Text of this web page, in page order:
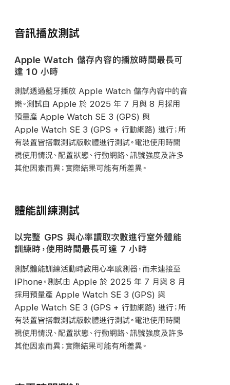
音訊播放測試
Apple Watch 儲存內容的播放時間 最長可
達 10小時
測試透過藍牙播放 Apple Watch 儲存內容中的音
樂。測試由 Apple 於 2025 年 7 月與 8 月採用
預量產 Apple Watch SE 3 (GPS) 與
Apple Watch SE 3 (GPS + 行動網路) 進行；所
有裝置皆搭載測試版軟體進行測試。電池使用時間
視使用情況、配置狀態、行動網路、訊號強度及許多
其他因素而異；實際結果可能有所差異。
體能訓練測試
以完整 GPS 與心率讀取次數進行室外體能
訓練時，使用時間最長可達 7 小時
測試體能訓練活動時啟用心率感測器，而未連接至
iPhone。測試由 Apple 於 2025 年 7 月與 8 月
採用預量產 Apple Watch SE 3 (GPS) 與
Apple Watch SE 3 (GPS + 行動網路) 進行；所
有裝置皆搭載測試版軟體進行測試。電池使用時間
視使用情況、配置狀態、行動網路、訊號強度及許多
其他因素而異；實際結果可能有所差異。